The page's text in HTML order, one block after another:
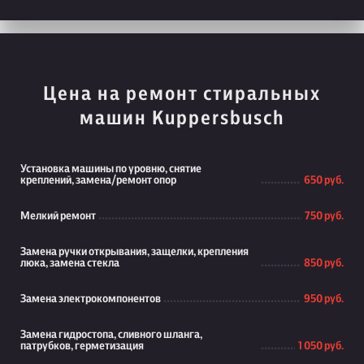
Цена на ремонт стиральных
машин Kuppersbusch
Установка машины по уровню, снятие
креплений, замена/ремонт опор
650 руб.
Мелкий ремонт 750 руб.
Замена ручки открывания, защелки, крепления
люка, замена стекла
850 руб.
Замена электрокомпонентов 950 руб.
Замена гидростопа, сливного шланга,
патрубков, герметизация
1 050 руб.